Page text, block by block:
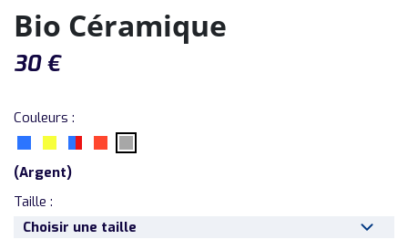
Bio Céramique
30 €
Couleurs :
(Argent)
Taille :
Choisir une taille